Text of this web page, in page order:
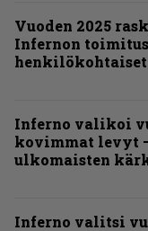
Vuoden 2025
Infernon
Inferno valikoi
kovimmat levyt
ulkomaisten
Inferno valitsi